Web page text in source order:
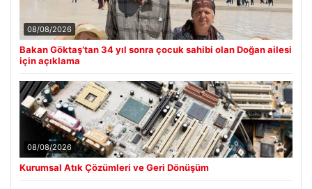
08/08/2026
Bakan Göktaş’tan 34 yıl sonra çocuk sahibi olan Doğan ailesi
için açıklama
08/08/2026
Kurumsal Atık Çözümleri ve Geri Dönüşüm